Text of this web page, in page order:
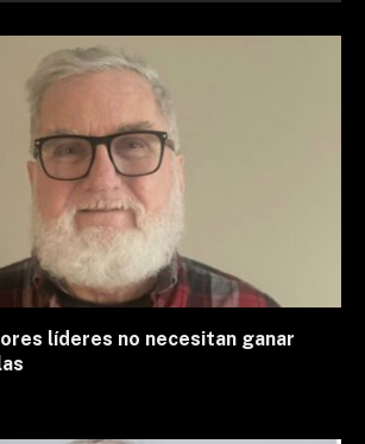
líderes no necesitan ganar